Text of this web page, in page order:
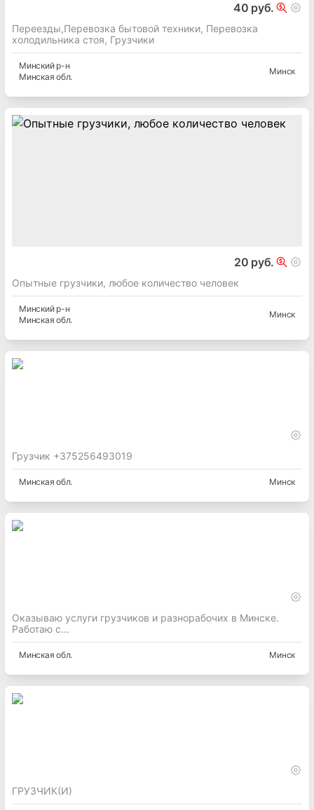
40 руб.
Переезды,Перевозка бытовой техники, Перевозка
холодильника стоя, Грузчики
Минскийр-н
Минская обл.
Минск
20 руб.
Опытные грузчики, любое количество человек
Минскийр-н
Минская обл.
Минск
Грузчик +375256493019
Минская обл. Минск
Оказываю услуги грузчиков и разнорабочих в Минске.
Работаю с...
Минская обл. Минск
ГРУЗЧИК(И)